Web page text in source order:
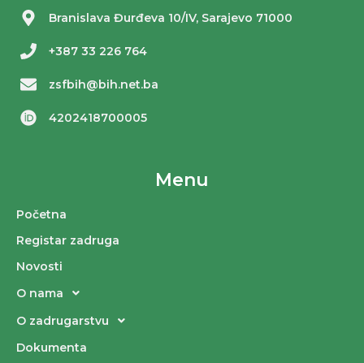
Branislava Đurđeva 10/IV, Sarajevo 71000
+387 33 226 764
zsfbih@bih.net.ba
4202418700005
Menu
Početna
Registar zadruga
Novosti
O nama
O zadrugarstvu
Dokumenta